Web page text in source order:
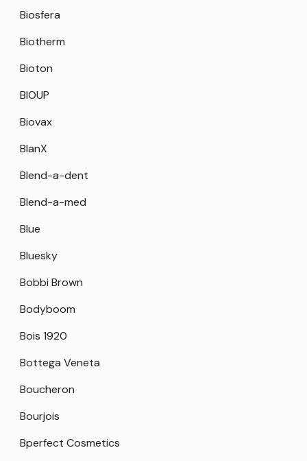
Biosfera
Biotherm
Bioton
BIOUP
Biovax
BlanX
Blend-a-dent
Blend-a-med
Blue
Bluesky
Bobbi Brown
Bodyboom
Bois 1920
Bottega Veneta
Boucheron
Bourjois
Bperfect Cosmetics